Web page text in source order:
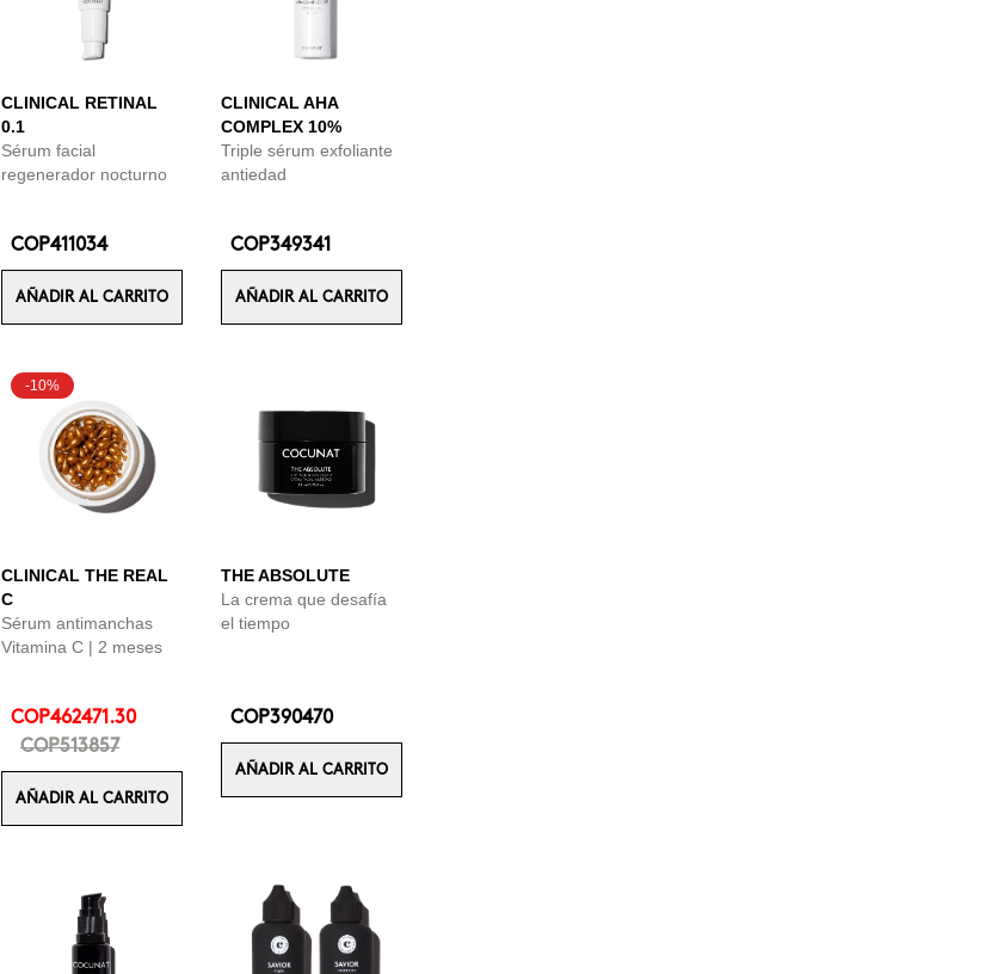
CLINICAL RETINAL
0.1
Sérum facial
regenerador nocturno
COP411034
AÑADIR AL CARRITO
CLINICAL AHA
COMPLEX 10%
Triple sérum exfoliante
antiedad
COP349341
AÑADIR AL CARRITO
-10%
CLINICAL THE REAL
C
Sérum antimanchas
Vitamina C | 2 meses
COP462471.30
COP513857
AÑADIR AL CARRITO
THE ABSOLUTE
La crema que desafía
el tiempo
COP390470
AÑADIR AL CARRITO